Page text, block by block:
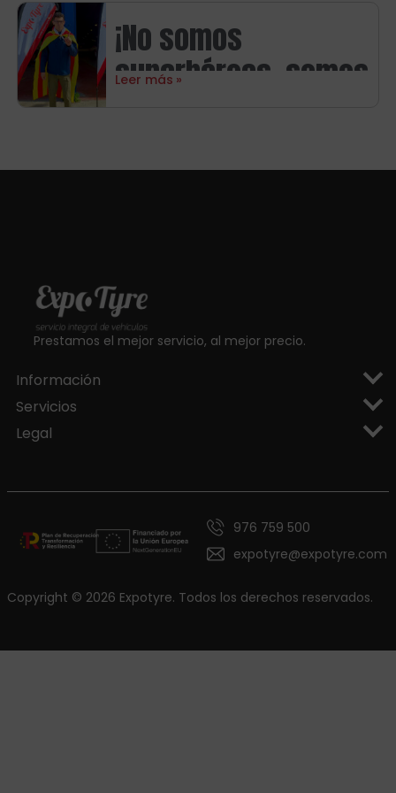
neumáticos
Michelin
¡No somos
superhéroes, somos
Leer más
Prestamos el mejor servicio, al mejor precio.
Información
Servicios
Legal
976 759 500
expotyre@expotyre.com
Copyright © 2026 Expotyre. Todos los derechos reservados.